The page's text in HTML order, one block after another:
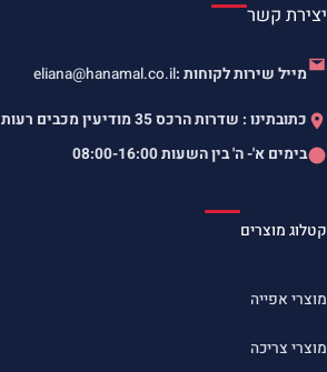
יצירת קשר
מייל שירות לקוחות :eliana@hanamal.co.il
כתובתינו : שדרות הרכס 35 מודיעין מכבים רעות
בימים א'- ה' בין השעות08:00-16:00
קטלוג מוצרים
מוצרי אפייה
מוצרי צריכה